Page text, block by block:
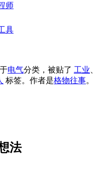
师
具
电气分类，被贴了 工业
标签。 作者是格物往事。
法